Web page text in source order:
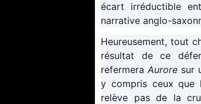
écart irréductible
narrative anglo-
Heureusement, tout
résultat de ce
refermera Aurore sur
y compris ceux que
relève pas de la